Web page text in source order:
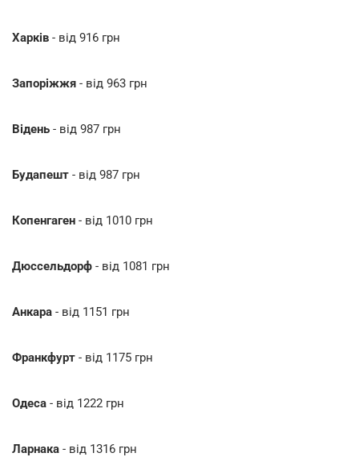
Харків - від 916 грн
Запоріжжя - від 963 грн
Відень - від 987 грн
Будапешт - від 987 грн
Копенгаген - від 1010 грн
Дюссельдорф - від 1081 грн
Анкара - від 1151 грн
Франкфурт - від 1175 грн
Одеса - від 1222 грн
Ларнака - від 1316 грн